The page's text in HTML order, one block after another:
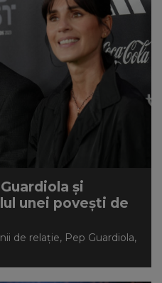
și
unei povești de
de relație, Pep Guardiola,